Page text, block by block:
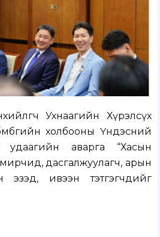
Ухнаагийн Хүрэлсүх
холбооны Үндэсний
аварга “Хасын
дасгалжуулагч, арын
эзэд, ивээн тэтгэгчдийг